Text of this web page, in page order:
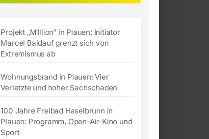
Projekt „M1llion“ in Plauen: Initiator
Marcel Baldauf grenzt sich von
Extremismus ab
Wohnungsbrand in Plauen: Vier
Verletzte und hoher Sachschaden
100 Jahre Freibad Haselbrunn in
Plauen: Programm, Open-Air-Kino und
Sport